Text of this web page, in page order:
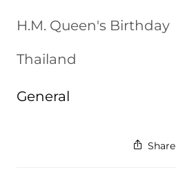
H.M. Queen's Birthday
Thailand
General
Share